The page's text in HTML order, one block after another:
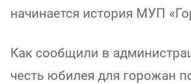
начинается история МУП
Как сообщили в
честь юбилея для горожан